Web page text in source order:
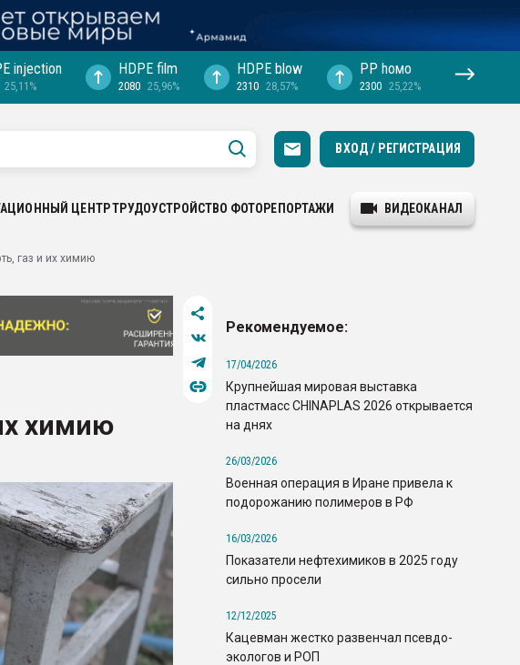
injection
25,11%
HDPE film
2080 25,96%
HDPE blow
2310 28,57%
PP hомо
2300 25,22%
ВХОД / РЕГИСТРАЦИЯ
ЦЕНТРТРУДОУСТРОЙСТВО ФОТОРЕПОРТАЖИ ВИДЕОКАНАЛ
газ и их химию
химию
Рекомендуемое:
17/04/2026
Крупнейшая мировая выставка
пластмасс CHINAPLAS 2026 открывается
на днях
26/03/2026
Военная операция в Иране привела к
подорожанию полимеров в РФ
16/03/2026
Показатели нефтехимиков в 2025 году
сильно просели
12/12/2025
Кацевман жестко развенчал псевдо-
экологов и РОП